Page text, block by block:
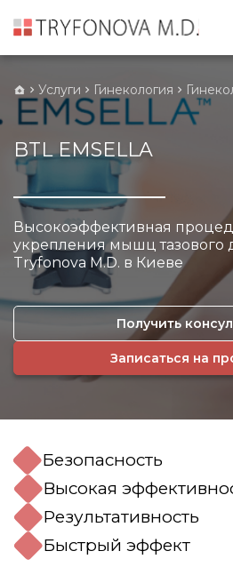
Услуги Гинекология
BTL EMSELLA
Высокоэффективная
укрепления мышц тазового
Tryfonova M.D. в Киеве
Получить
Записаться на
Безопасность
Высокая
Результативность
Быстрый эффект